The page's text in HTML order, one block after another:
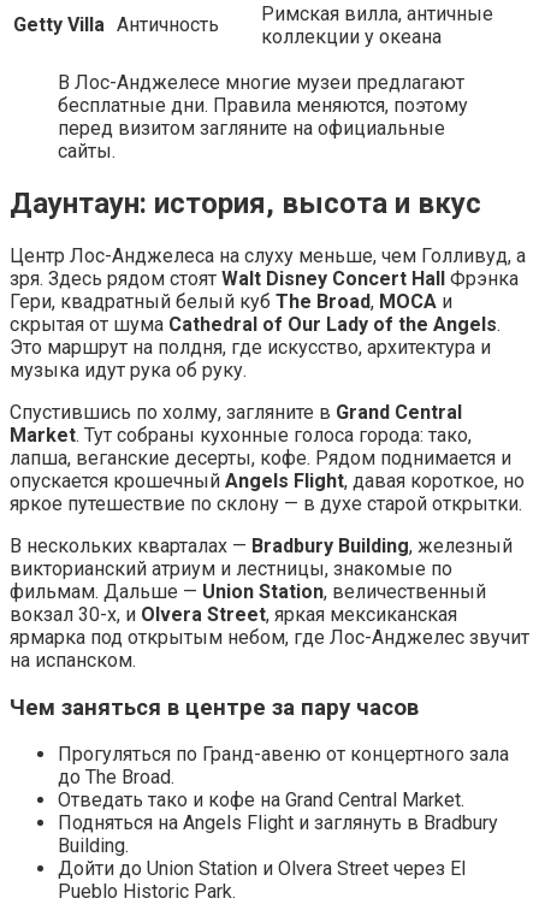
Getty Villa Античность
Римская вилла, античные
коллекции у океана
В Лос-Анджелесе многие музеи предлагают
бесплатные дни. Правила меняются, поэтому
перед визитом загляните на официальные
сайты.
Даунтаун: история, высота и вкус
Центр Лос-Анджелеса на слуху меньше, чем Голливуд, а
зря. Здесь рядом стоят Walt Disney Concert Hall Фрэнка
Гери, квадратный белый куб The Broad, MOCA и
скрытая от шума Cathedral of Our Lady of the Angels.
Это маршрут на полдня, где искусство, архитектура и
музыка идут рука об руку.
Спустившись по холму, загляните в Grand Central
Market. Тут собраны кухонные голоса города: тако,
лапша, веганские десерты, кофе. Рядом поднимается и
опускается крошечный Angels Flight, давая короткое, но
яркое путешествие по склону — в духе старой открытки.
В нескольких кварталах — Bradbury Building, железный
викторианский атриум и лестницы, знакомые по
фильмам. Дальше — Union Station, величественный
вокзал 30-х, и Olvera Street, яркая мексиканская
ярмарка под открытым небом, где Лос-Анджелес звучит
на испанском.
Чем заняться в центре за пару часов
Прогуляться по Гранд-авеню от концертного зала
до The Broad.
Отведать тако и кофе на Grand Central Market.
Подняться на Angels Flight и заглянуть в Bradbury
Building.
Дойти до Union Station и Olvera Street через El
Pueblo Historic Park.